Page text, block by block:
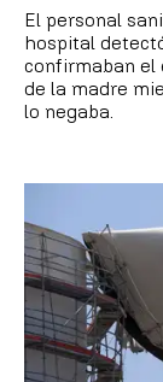
El personal
hospital
confirmaban el
de la madre
lo negaba.